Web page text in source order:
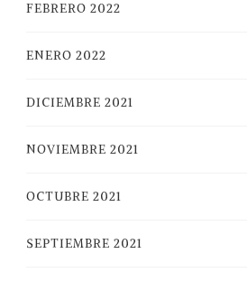
FEBRERO 2022
ENERO 2022
DICIEMBRE 2021
NOVIEMBRE 2021
OCTUBRE 2021
SEPTIEMBRE 2021